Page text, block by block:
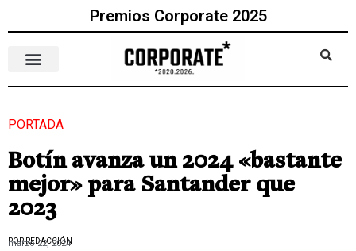
Premios Corporate 2025
PORTADA
Botín avanza un 2024 «bastante
mejor» para Santander que
2023
POR REDACCIÓN
marzo 22, 2024